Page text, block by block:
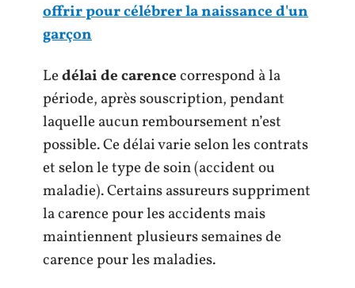
offrir pour célébrer la naissance d'un
garçon
Ledélai de carencecorrespond à la
période, après souscription, pendant
laquelle aucun remboursement n’est
possible. Ce délai varie selon les contrats
et selon le type de soin (accident ou
maladie). Certains assureurs suppriment
la carence pour les accidents mais
maintiennent plusieurs semaines de
carence pour les maladies.